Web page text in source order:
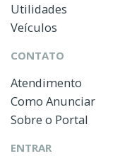
Utilidades
Veículos
CONTATO
Atendimento
Como Anunciar
Sobre o Portal
ENTRAR